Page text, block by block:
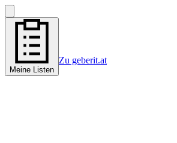
Meine Listen
Zu geberit.at